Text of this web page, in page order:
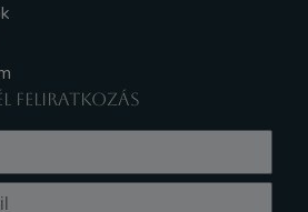
FELIRATKOZÁS